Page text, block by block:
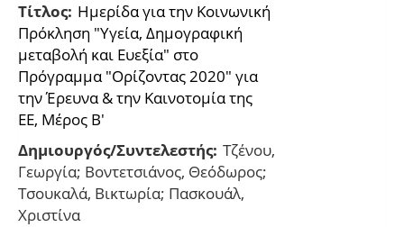
Τίτλος: Ημερίδα για την Κοινωνική
Πρόκληση "Υγεία, Δημογραφική
μεταβολή και Ευεξία" στο
Πρόγραμμα "Oρίζοντας 2020" για
την Έρευνα & την Καινοτομία της
ΕΕ, Μέρος Β'
Δημιουργός/Συντελεστής: Τζένου,
Γεωργία; Βοντετσιάνος, Θεόδωρος;
Τσουκαλά, Βικτωρία; Πασκουάλ,
Χριστίνα